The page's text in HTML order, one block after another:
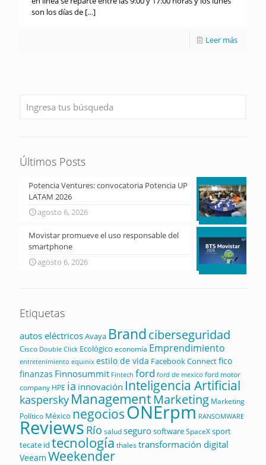
son los días de […]
Leer más
Últimos Posts
Potencia Ventures: convocatoria Potencia UP
LATAM 2026
agosto 6, 2026
Movistar promueve el uso responsable del
smartphone
agosto 6, 2026
Etiquetas
autos eléctricosAvaya Brandciberseguridad
Cisco Double Click Ecológico economía Emprendimiento
entretenimiento equinix estilo de vida Facebook Connectfico
finanzas Finnosummit Fintech ford ford de mexico ford motor
company HPE ia innovación Inteligencia Artificial
kaspersky ManagementMarketing Marketing
Político México negociosONErpm RANSOMWARE
Reviews Río saludsegurosoftwareSpaceXsport
tecate id tecnología thalestransformación digital
Veeam Weekender